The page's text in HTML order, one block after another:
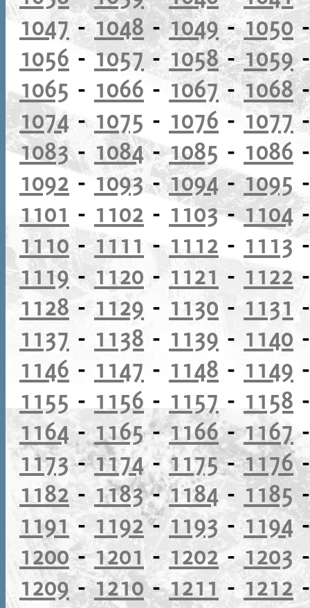
1047 -1048-1049-1050
1056 -1057 -1058-1059
1065 - 1066 -1067-1068
1074- 1075 - 1076 - 1077
1083- 1084-1085 - 1086
1092 - 1093-1094-1095
1101 - 1102 - 1103-1104
1110 -1111 - 1112 - 1113
1119- 1120 - 1121 - 1122
1128 - 1129 - 1130 - 1131
1137 - 1138 - 1139 - 1140
1146 - 1147 - 1148 - 1149
1155 - 1156 - 1157 - 1158
1164 - 1165-1166-1167
1173-1174- 1175-1176
1182 - 1183-1184 - 1185
1191 - 1192-1193-1194
1200-1201 - 1202-1203
1209-1210-1211 -1212